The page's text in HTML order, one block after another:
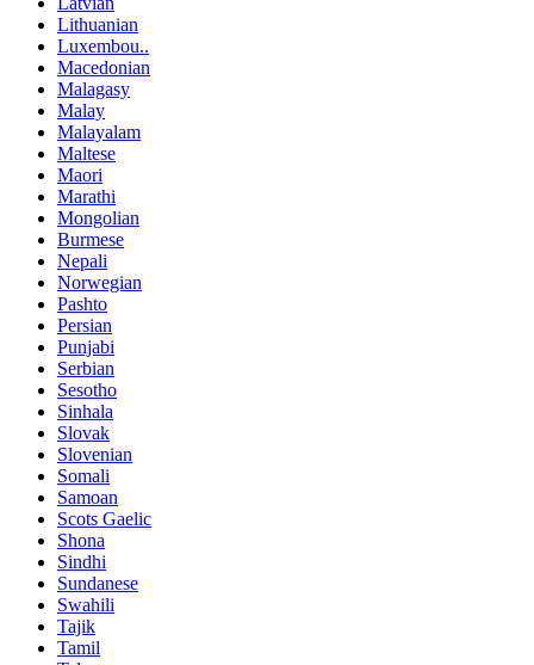
Lithuanian
Luxembou..
Macedonian
Malagasy
Malay
Malayalam
Maltese
Maori
Marathi
Mongolian
Burmese
Nepali
Norwegian
Pashto
Persian
Punjabi
Serbian
Sesotho
Sinhala
Slovak
Slovenian
Somali
Samoan
Scots Gaelic
Shona
Sindhi
Sundanese
Swahili
Tajik
Tamil